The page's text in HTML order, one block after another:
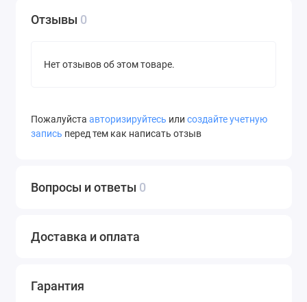
Отзывы 0
Нет отзывов об этом товаре.
Пожалуйста авторизируйтесь или создайте учетную
запись перед тем как написать отзыв
Вопросы и ответы 0
Доставка и оплата
Гарантия